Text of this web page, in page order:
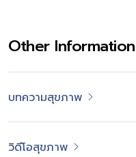
Other Information
บทความสุขภาพ
วิดีโอสุขภาพ